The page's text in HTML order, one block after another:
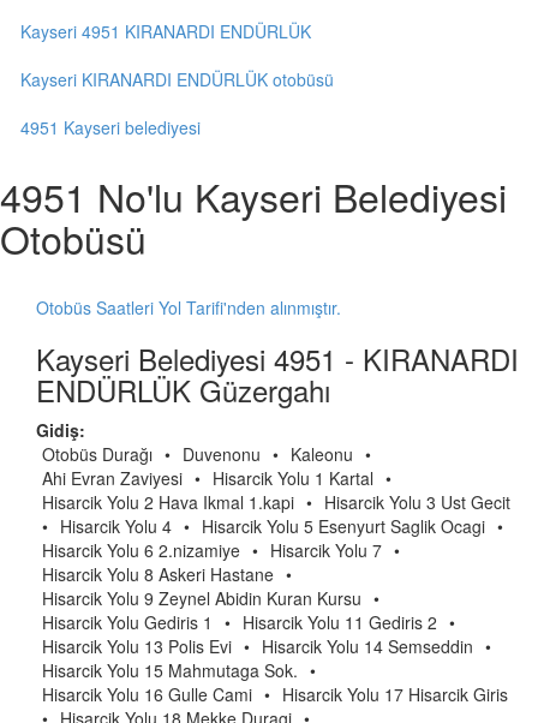
Kayseri 4951 KIRANARDI ENDÜRLÜK
Kayseri KIRANARDI ENDÜRLÜK otobüsü
4951 Kayseri belediyesi
4951 No'lu Kayseri Belediyesi
Otobüsü
Otobüs Saatleri Yol Tarifi'nden alınmıştır.
Kayseri Belediyesi 4951 - KIRANARDI
ENDÜRLÜK Güzergahı
Gidiş:
Otobüs Durağı • Duvenonu • Kaleonu •
Ahi Evran Zaviyesi • Hisarcik Yolu 1 Kartal •
Hisarcik Yolu 2 Hava Ikmal 1.kapi • Hisarcik Yolu 3 Ust Gecit
• Hisarcik Yolu 4 • Hisarcik Yolu 5 Esenyurt Saglik Ocagi •
Hisarcik Yolu 6 2.nizamiye • Hisarcik Yolu 7 •
Hisarcik Yolu 8 Askeri Hastane •
Hisarcik Yolu 9 Zeynel Abidin Kuran Kursu •
Hisarcik Yolu Gediris 1
• Hisarcik Yolu 11 Gediris 2 •
Hisarcik Yolu 13 Polis Evi • Hisarcik Yolu 14 Semseddin •
Hisarcik Yolu 15 Mahmutaga Sok. •
Hisarcik Yolu 16 Gulle Cami • Hisarcik Yolu 17 Hisarcik Giris
• Hisarcik Yolu 18 Mekke Duragi •